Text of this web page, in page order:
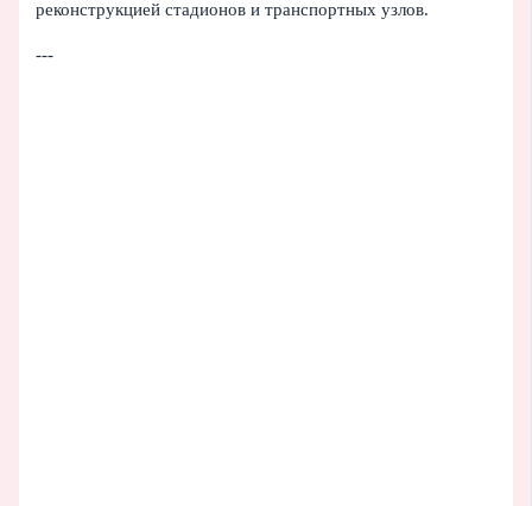
реконструкцией стадионов и транспортных узлов.
---